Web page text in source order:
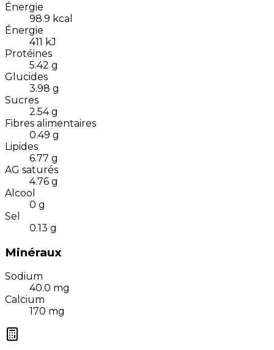
Énergie
98.9 kcal
Énergie
411 kJ
Protéines
5.42 g
Glucides
3.98 g
Sucres
2.54 g
Fibres alimentaires
0.49 g
Lipides
6.77 g
AG saturés
4.76 g
Alcool
0 g
Sel
0.13 g
Minéraux
Sodium
40.0 mg
Calcium
170 mg